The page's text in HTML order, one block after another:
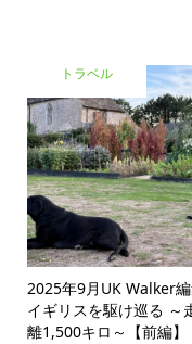
トラベル
2025年9月UK Walker
イギリスを駆け巡る ～
離1,500キロ～【前編】